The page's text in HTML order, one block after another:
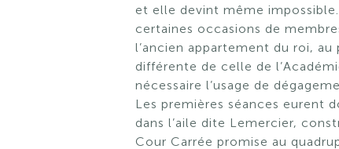
et elle devint même
certaines occasions de
l’ancien appartement du roi,
différente de celle de
nécessaire l’usage de
Les premières séances eurent
dans l’aile dite Lemercier,
Cour Carrée promise au